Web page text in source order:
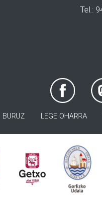
Tel.:
BURUZ LEGE OHARRA